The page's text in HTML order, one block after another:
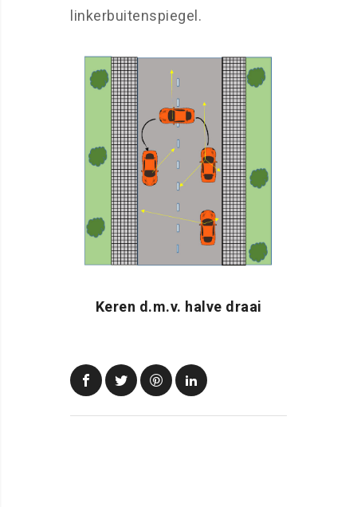
linkerbuitenspiegel.
Keren d.m.v. halve draai